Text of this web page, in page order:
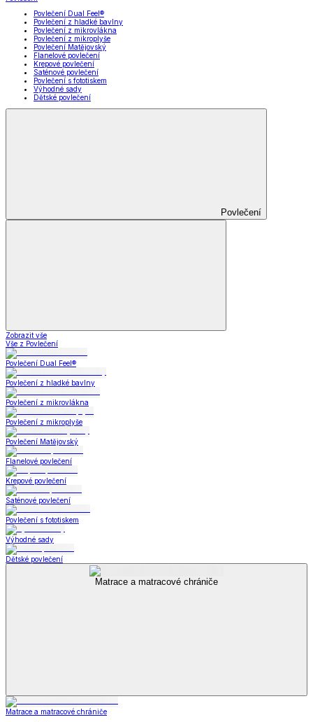
Povlečení Dual Feel®
Povlečení z hladké bavlny
Povlečení z mikrovlákna
Povlečení z mikroplyše
Povlečení Matějovský
Flanelové povlečení
Krepové povlečení
Saténové povlečení
Povlečení s fototiskem
Výhodné sady
Dětské povlečení
Povlečení
Zobrazit vše
Vše z Povlečení
Povlečení Dual Feel®
Povlečení z hladké bavlny
Povlečení z mikrovlákna
Povlečení z mikroplyše
Povlečení Matějovský
Flanelové povlečení
Krepové povlečení
Saténové povlečení
Povlečení s fototiskem
Výhodné sady
Dětské povlečení
Matrace a matracové chrániče
Matrace a matracové chrániče